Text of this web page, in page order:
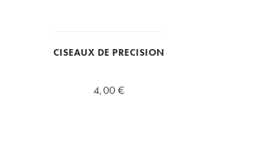
CISEAUX DE PRECISION
4,00 €